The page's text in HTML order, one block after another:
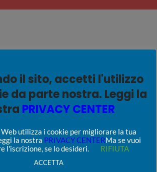
PORTALI WEB
rivenditori di banda streaming, ma offriamo
completare il tuo progetto WEB TV
di PORTALI WEB PROFESSIONALI che
Innovazione, Fruibilità e Sicurezza.
il sito, accetti l'utilizzo
da parte nostra. Leggi la
PRIVACY CENTER
utilizza i cookie per migliorare la tua
la nostra PRIVACY CENTERMa se vuoi
l'iscrizione, se lo desideri.
RIFIUTA
ACCETTA